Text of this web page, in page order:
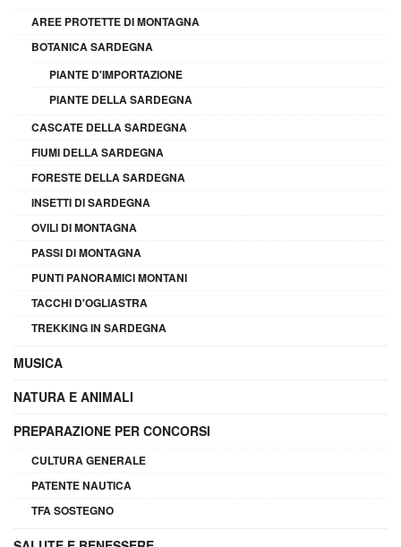
AREE PROTETTE DI MONTAGNA
BOTANICA SARDEGNA
PIANTE D'IMPORTAZIONE
PIANTE DELLA SARDEGNA
CASCATE DELLA SARDEGNA
FIUMI DELLA SARDEGNA
FORESTE DELLA SARDEGNA
INSETTI DI SARDEGNA
OVILI DI MONTAGNA
PASSI DI MONTAGNA
PUNTI PANORAMICI MONTANI
TACCHI D'OGLIASTRA
TREKKING IN SARDEGNA
MUSICA
NATURA E ANIMALI
PREPARAZIONE PER CONCORSI
CULTURA GENERALE
PATENTE NAUTICA
TFA SOSTEGNO